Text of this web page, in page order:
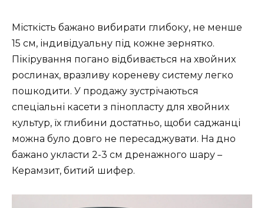
Місткість бажано вибирати глибоку, не менше
15 см, індивідуальну під кожне зернятко.
Пікірування погано відбивається на хвойних
рослинах, вразливу кореневу систему легко
пошкодити. У продажу зустрічаються
спеціальні касети з пінопласту для хвойних
культур, їх глибини достатньо, щоби саджанці
можна було довго не пересаджувати. На дно
бажано укласти 2-3 см дренажного шару –
Керамзит, битий шифер.